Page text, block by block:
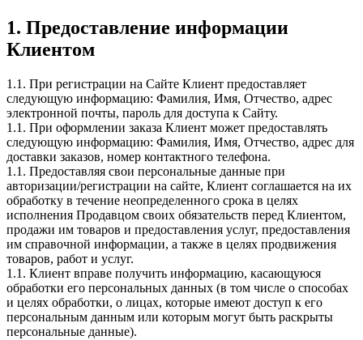
1. Предоставление информации
Клиентом
1.1. При регистрации на Сайте Клиент предоставляет
следующую информацию: Фамилия, Имя, Отчество, адрес
электронной почты, пароль для доступа к Сайту.
1.1. При оформлении заказа Клиент может предоставлять
следующую информацию: Фамилия, Имя, Отчество, адрес для
доставки заказов, номер контактного телефона.
1.1. Предоставляя свои персональные данные при
авторизации/регистрации на сайте, Клиент соглашается на их
обработку в течение неопределенного срока в целях
исполнения Продавцом своих обязательств перед Клиентом,
продажи им товаров и предоставления услуг, предоставления
им справочной информации, а также в целях продвижения
товаров, работ и услуг.
1.1. Клиент вправе получить информацию, касающуюся
обработки его персональных данных (в том числе о способах
и целях обработки, о лицах, которые имеют доступ к его
персональным данным или которым могут быть раскрыты
персональные данные).